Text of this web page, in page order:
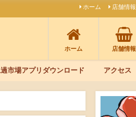
ホーム 店舗情報
ホーム 店舗情報
市場アプリダウンロード アクセス